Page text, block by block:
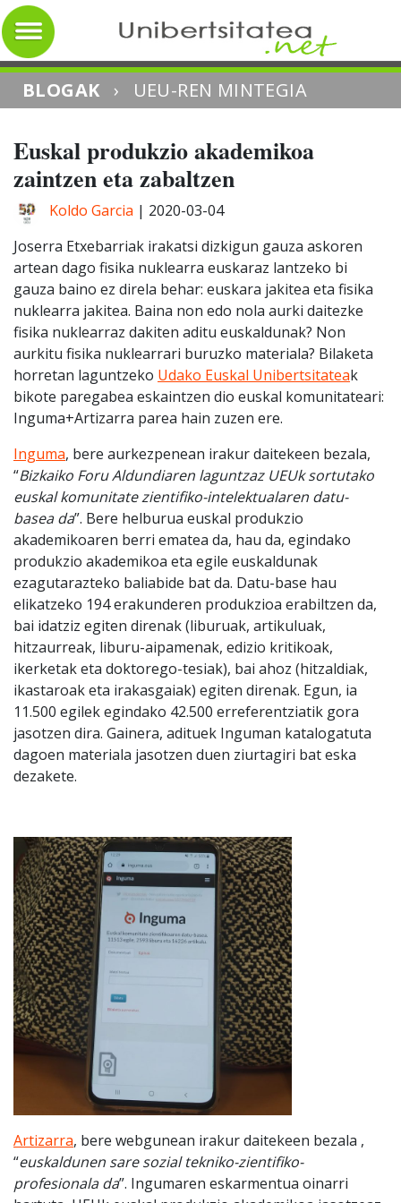
BLOGAK › UEU-REN MINTEGIA
Euskal produkzio akademikoa
zaintzen eta zabaltzen
Koldo Garcia | 2020-03-04
Joserra Etxebarriak irakatsi dizkigun gauza askoren
artean dago fisika nuklearra euskaraz lantzeko bi
gauza baino ez direla behar: euskara jakitea eta fisika
nuklearra jakitea. Baina non edo nola aurki daitezke
fisika nuklearraz dakiten aditu euskaldunak? Non
aurkitu fisika nuklearrari buruzko materiala? Bilaketa
horretan laguntzeko Udako Euskal Unibertsitateak
bikote paregabea eskaintzen dio euskal komunitateari:
Inguma+Artizarra parea hain zuzen ere.
Inguma, bere aurkezpenean irakur daitekeen bezala,
“Bizkaiko Foru Aldundiaren laguntzaz UEUk sortutako
euskal komunitate zientifiko-intelektualaren datu-
basea da”. Bere helburua euskal produkzio
akademikoaren berri ematea da, hau da, egindako
produkzio akademikoa eta egile euskaldunak
ezagutarazteko baliabide bat da. Datu-base hau
elikatzeko 194 erakunderen produkzioa erabiltzen da,
bai idatziz egiten direnak (liburuak, artikuluak,
hitzaurreak, liburu-aipamenak, edizio kritikoak,
ikerketak eta doktorego-tesiak), bai ahoz (hitzaldiak,
ikastaroak eta irakasgaiak) egiten direnak. Egun, ia
11.500 egilek egindako 42.500 erreferentziatik gora
jasotzen dira. Gainera, adituek Inguman katalogatuta
dagoen materiala jasotzen duen ziurtagiri bat eska
dezakete.
Artizarra, bere webgunean irakur daitekeen bezala ,
“euskaldunen sare sozial tekniko-zientifiko-
profesionala da”. Ingumaren eskarmentua oinarri